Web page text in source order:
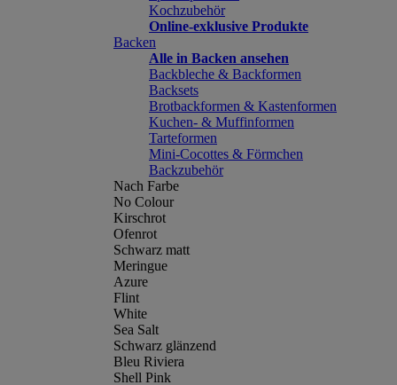
Kochzubehör
Online-exklusive Produkte
Backen
Alle in Backen ansehen
Backbleche & Backformen
Backsets
Brotbackformen & Kastenformen
Kuchen- & Muffinformen
Tarteformen
Mini-Cocottes & Förmchen
Backzubehör
Nach Farbe
No Colour
Kirschrot
Ofenrot
Schwarz matt
Meringue
Azure
Flint
White
Sea Salt
Schwarz glänzend
Bleu Riviera
Shell Pink